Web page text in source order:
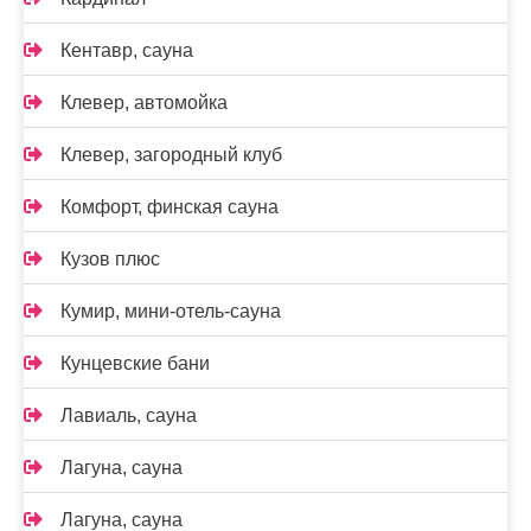
Кентавр, сауна
Клевер, автомойка
Клевер, загородный клуб
Комфорт, финская сауна
Кузов плюс
Кумир, мини-отель-сауна
Кунцевские бани
Лавиаль, сауна
Лагуна, сауна
Лагуна, сауна